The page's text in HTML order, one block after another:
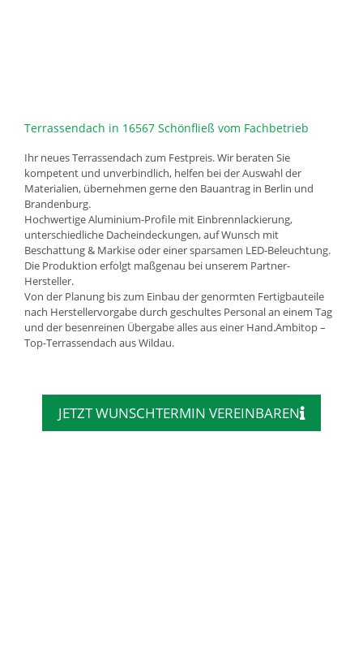
Terrassendach in 16567 Schönfließ vom Fachbetrieb
Ihr neues Terrassendach zum Festpreis. Wir beraten Sie
kompetent und unverbindlich, helfen bei der Auswahl der
Materialien, übernehmen gerne den Bauantrag in Berlin und
Brandenburg.
Hochwertige Aluminium-Profile mit Einbrennlackierung,
unterschiedliche Dacheindeckungen, auf Wunsch mit
Beschattung & Markise oder einer sparsamen LED-Beleuchtung.
Die Produktion erfolgt maßgenau bei unserem Partner-
Hersteller.
Von der Planung bis zum Einbau der genormten Fertigbauteile
nach Herstellervorgabe durch geschultes Personal an einem Tag
und der besenreinen Übergabe alles aus einer Hand.Ambitop –
Top-Terrassendach aus Wildau.
JETZT WUNSCHTERMIN VEREINBAREN